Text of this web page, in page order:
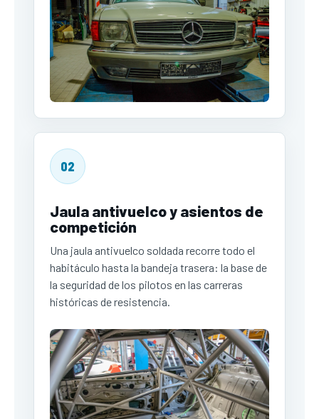
02
Jaula antivuelco y asientos de
competición
Una jaula antivuelco soldada recorre todo el
habitáculo hasta la bandeja trasera: la base de
la seguridad de los pilotos en las carreras
históricas de resistencia.